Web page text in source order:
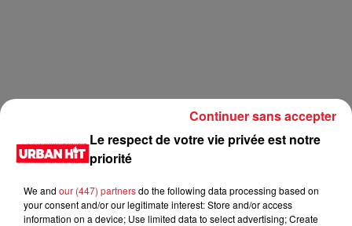
Le respect de votre vie privée est notre
priorité
We and our (447) partnersdo the following data processing based on
your consent and/or our legitimate interest: Store and/or access
information on a device; Use limited data to select advertising; Create
Continuer sans accepter